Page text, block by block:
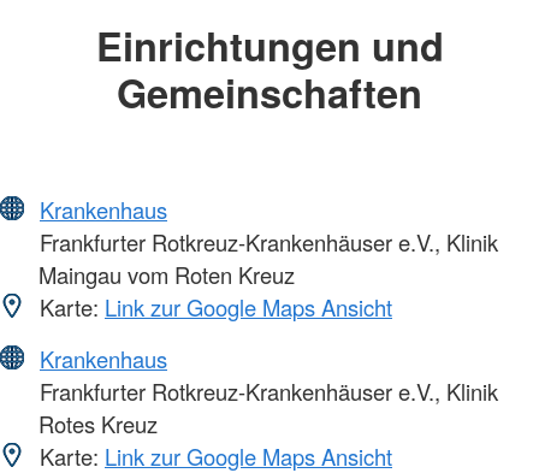
Einrichtungen und
Gemeinschaften
Krankenhaus
Frankfurter Rotkreuz-Krankenhäuser e.V., Klinik
Maingau vom Roten Kreuz
Karte: Link zur Google Maps Ansicht
Krankenhaus
Frankfurter Rotkreuz-Krankenhäuser e.V., Klinik
Rotes Kreuz
Karte: Link zur Google Maps Ansicht